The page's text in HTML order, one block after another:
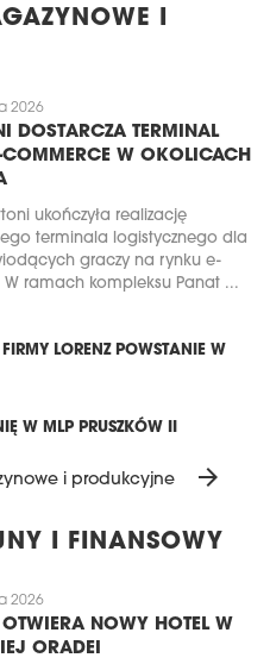
I
2026
DOSTARCZA TERMINAL
COMMERCE W OKOLICACH
ukończyła realizację
terminala logistycznego dla
graczy na rynku e-
ramach kompleksu Panat ...
LORENZ POWSTANIE W
W MLP PRUSZKÓW II
i produkcyjne arrow_forward
I FINANSOWY
2026
OTWIERA NOWY HOTEL W
ORADEI